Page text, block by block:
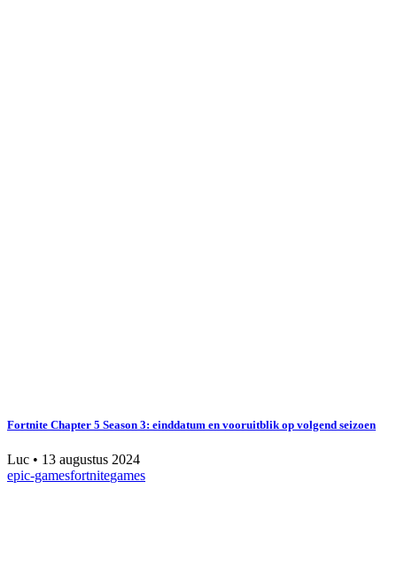
Fortnite Chapter 5 Season 3: einddatum en vooruitblik op volgend seizoen
Luc • 13 augustus 2024
epic-gamesfortnitegames